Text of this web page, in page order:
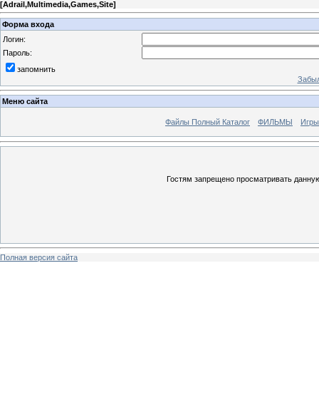
[Adrail,Multimedia,Games,Site]
Форма входа
Логин:
Пароль:
запомнить
Меню сайта
Файлы Полный Каталог ФИЛЬМЫ
Гостям запрещено просматривать
Полная версия сайта